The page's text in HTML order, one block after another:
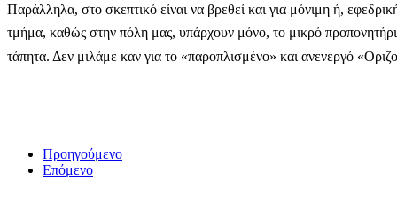
Παράλληλα, στο σκεπτικό είναι να βρεθεί και για μόνιμη ή,
τμήμα, καθώς στην πόλη μας, υπάρχουν μόνο, το μικρό
τάπητα. Δεν μιλάμε καν για το «παροπλισμένο» και ανενεργό
Προηγούμενο
Επόμενο